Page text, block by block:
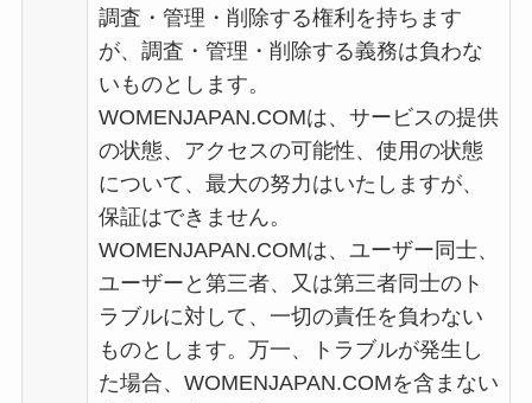
調査・管理・削除する権利を持ちます
が、調査・管理・削除する義務は負わな
いものとします。
WOMENJAPAN.COMは、サービスの提供
の状態、アクセスの可能性、使用の状態
について、最大の努力はいたしますが、
保証はできません。
WOMENJAPAN.COMは、ユーザー同士、
ユーザーと第三者、又は第三者同士のト
ラブルに対して、一切の責任を負わない
ものとします。万一、トラブルが発生し
た場合、WOMENJAPAN.COMを含まない